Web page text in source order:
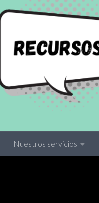
Nuestros servicios